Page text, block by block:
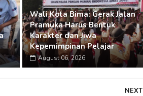
Wali Kota Bima: Gerak Jalan
Pramuka Harus Bentuk
Karakter dan Jiwa
Kepemimpinan Pelajar
August 06, 2026
NEXT